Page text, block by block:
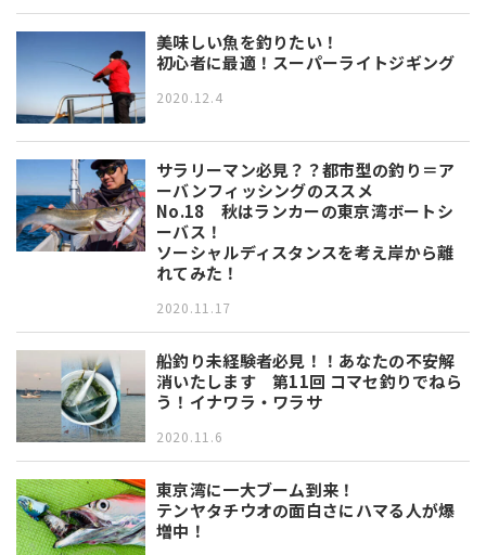
美味しい魚を釣りたい！
初心者に最適！スーパーライトジギング
2020.12.4
サラリーマン必見？？都市型の釣り＝ア
ーバンフィッシングのススメ
No.18 秋はランカーの東京湾ボートシ
ーバス！
ソーシャルディスタンスを考え岸から離
れてみた！
2020.11.17
船釣り未経験者必見！！あなたの不安解
消いたします 第11回 コマセ釣りでねら
う！イナワラ・ワラサ
2020.11.6
東京湾に一大ブーム到来！
テンヤタチウオの面白さにハマる人が爆
増中！